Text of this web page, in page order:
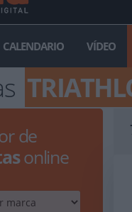
CALENDARIO VÍDEO
de
online